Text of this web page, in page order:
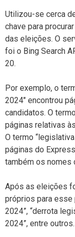
Utilizou-se cerca
chave para
das eleições. O
foi o Bing Search
20.
Por exemplo, o
2024″ encontrou
candidatos. O
páginas relativas
O termo
páginas do
também os nomes
Após as eleições
próprios para esse
2024”, “derrota
2024”, entre outros.